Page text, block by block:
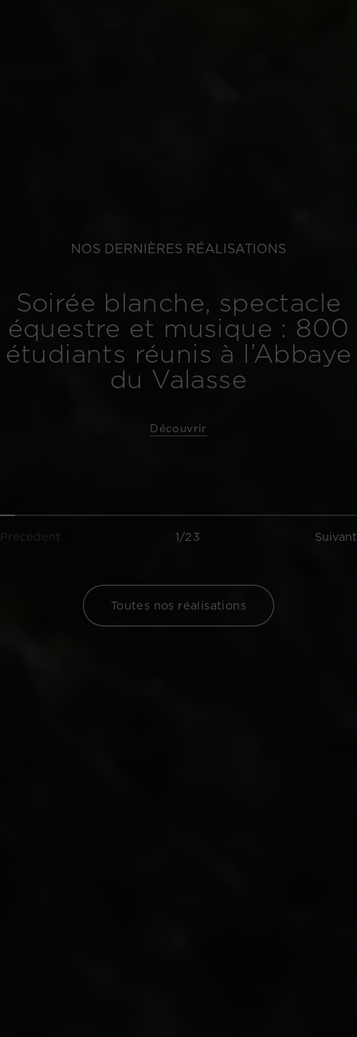
NOS DERNIÈRES RÉALISATIONS
Soirée blanche, spectacle
équestre et musique : 800
étudiants réunis à l’Abbaye
du Valasse
Découvrir
Précédent 1/23 Suivant
Toutes nos réalisations